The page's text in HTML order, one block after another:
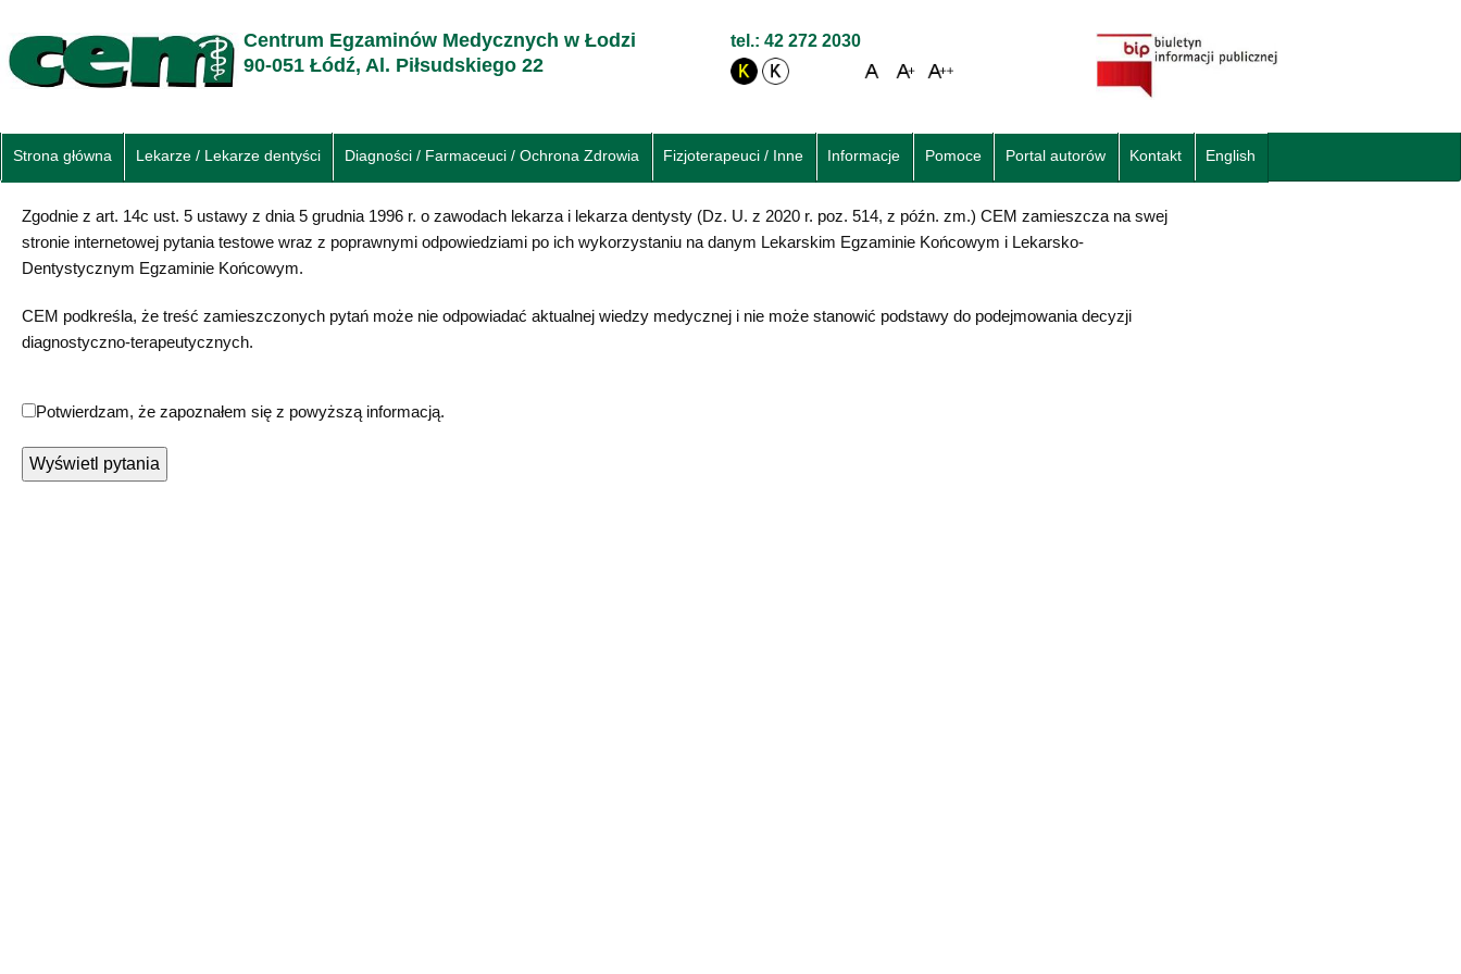
Centrum Egzaminów Medycznych w Łodzi
90-051 Łódź, Al. Piłsudskiego 22
tel.: 42 272 2030
Strona główna Lekarze / Lekarze dentyści Diagności / Farmaceuci / Ochrona Zdrowia Fizjoterapeuci / Inne Informacje Pomoce Portal autorów Kontakt English
Zgodnie z art. 14c ust. 5 ustawy z dnia 5 grudnia 1996 r. o zawodach lekarza i lekarza dentysty (Dz. U. z 2020 r. poz. 514, z późn. zm.) CEM zamieszcza na swej
stronie internetowej pytania testowe wraz z poprawnymi odpowiedziami po ich wykorzystaniu na danym Lekarskim Egzaminie Końcowym i Lekarsko-
Dentystycznym Egzaminie Końcowym.
CEM podkreśla, że treść zamieszczonych pytań może nie odpowiadać aktualnej wiedzy medycznej i nie może stanowić podstawy do podejmowania decyzji
diagnostyczno-terapeutycznych.
Potwierdzam, że zapoznałem się z powyższą informacją.